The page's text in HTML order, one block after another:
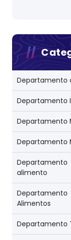
Departamento
Departamento
Departamento
Departamento
alimento
Alimentos
Departamento